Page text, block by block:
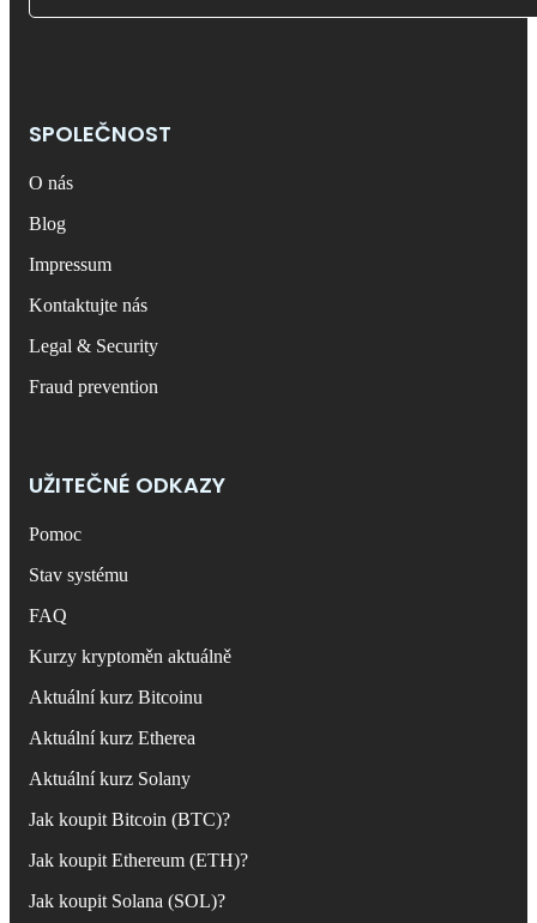
SPOLEČNOST
O nás
Blog
Impressum
Kontaktujte nás
Legal & Security
Fraud prevention
UŽITEČNÉ ODKAZY
Pomoc
Stav systému
FAQ
Kurzy kryptoměn aktuálně
Aktuální kurz Bitcoinu
Aktuální kurz Etherea
Aktuální kurz Solany
Jak koupit Bitcoin (BTC)?
Jak koupit Ethereum (ETH)?
Jak koupit Solana (SOL)?